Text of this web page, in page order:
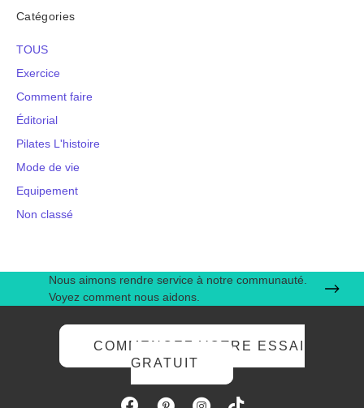
Catégories
TOUS
Exercice
Comment faire
Éditorial
Pilates L'histoire
Mode de vie
Equipement
Non classé
Nous aimons rendre service à notre communauté.
Voyez comment nous aidons.
COMMENCEZ VOTRE ESSAI
GRATUIT